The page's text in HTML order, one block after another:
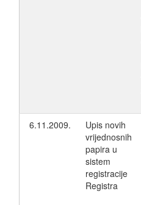
6.11.2009.
Upis novih
vrijednosnih
papira u
sistem
registracije
Registra